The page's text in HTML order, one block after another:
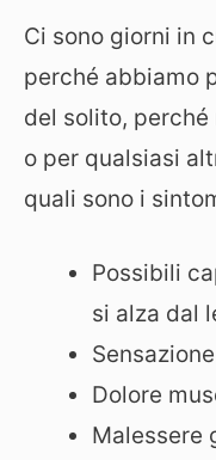
Ci sono giorni in
perché abbiamo
del solito,
o per qualsiasi
quali sono i
Possibili
si alza dal
Dolore
Malessere